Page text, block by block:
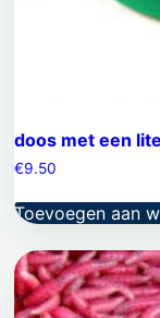
doos met een
€9.50
Toevoegen aan